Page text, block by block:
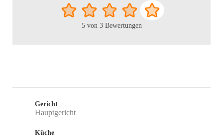
5von 3Bewertungen
Gericht
Hauptgericht
Küche